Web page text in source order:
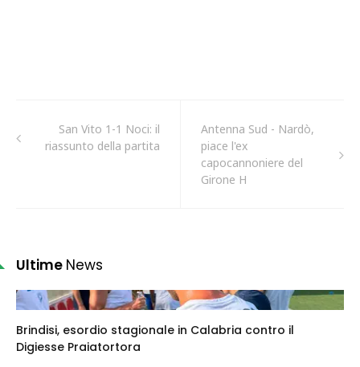
San Vito 1-1 Noci: il
riassunto della partita
Antenna Sud - Nardò,
piace l'ex
capocannoniere del
Girone H
Ultime News
Brindisi, esordio stagionale in Calabria contro il
Digiesse Praiatortora